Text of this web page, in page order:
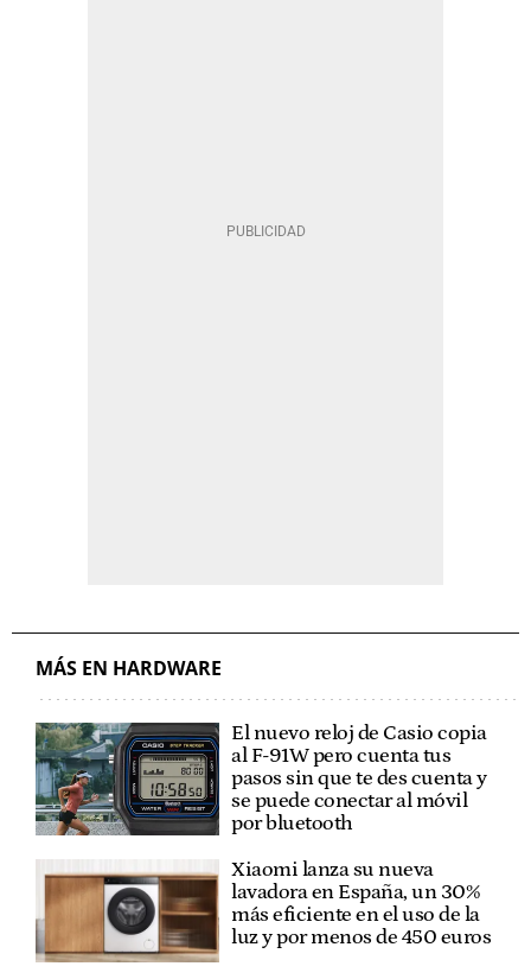
MÁS EN HARDWARE
El nuevo reloj de Casio copia
al F-91W pero cuenta tus
pasos sin que te des cuenta y
se puede conectar al móvil
por bluetooth
Xiaomi lanza su nueva
lavadora en España, un 30%
más eficiente en el uso de la
luz y por menos de 450 euros